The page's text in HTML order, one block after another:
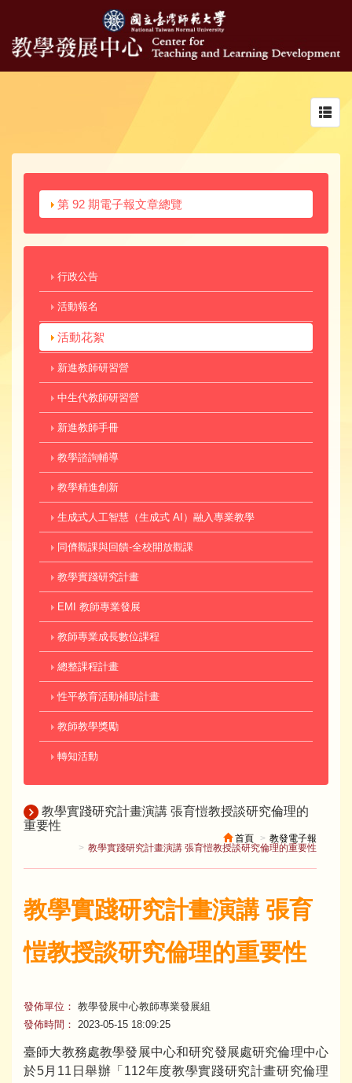
第 92 期電子報文章總覽
行政公告
活動報名
活動花絮
新進教師研習營
中生代教師研習營
新進教師手冊
教學諮詢輔導
教學精進創新
生成式人工智慧（生成式 AI）融入專業教學
同儕觀課與回饋-全校開放觀課
教學實踐研究計畫
EMI 教師專業發展
教師專業成長數位課程
總整課程計畫
性平教育活動補助計畫
教師教學獎勵
轉知活動
教學實踐研究計畫演講 張育愷教授談研究倫理的
重要性
首頁
教發電子報
教學實踐研究計畫演講 張育愷教授談研究倫理的重要性
教學實踐研究計畫演講 張育
愷教授談研究倫理的重要性
發佈單位： 教學發展中心教師專業發展組
發佈時間：
2023-05-15 18:09:25
臺師大教務處教學發展中心和研究發展處研究倫理中心
於5月11日舉辦「112年度教學實踐研究計畫研究倫理